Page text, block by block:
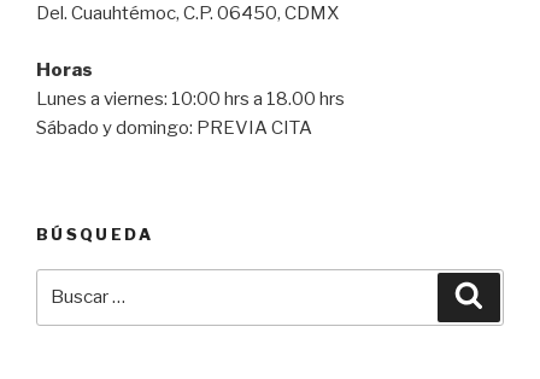
Del. Cuauhtémoc, C.P. 06450, CDMX
Horas
Lunes a viernes: 10:00 hrs a 18.00 hrs
Sábado y domingo: PREVIA CITA
BÚSQUEDA